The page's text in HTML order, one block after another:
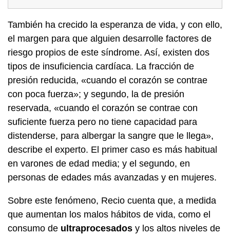
También ha crecido la esperanza de vida, y con ello,
el margen para que alguien desarrolle factores de
riesgo propios de este síndrome. Así, existen dos
tipos de insuficiencia cardíaca. La fracción de
presión reducida, «cuando el corazón se contrae
con poca fuerza»; y segundo, la de presión
reservada, «cuando el corazón se contrae con
suficiente fuerza pero no tiene capacidad para
distenderse, para albergar la sangre que le llega»,
describe el experto. El primer caso es más habitual
en varones de edad media; y el segundo, en
personas de edades más avanzadas y en mujeres.
Sobre este fenómeno, Recio cuenta que, a medida
que aumentan los malos hábitos de vida, como el
consumo de ultraprocesados y los altos niveles de